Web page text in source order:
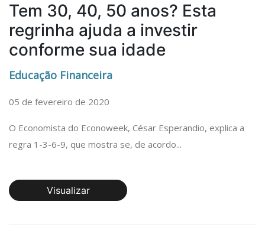
Tem 30, 40, 50 anos? Esta
regrinha ajuda a investir
conforme sua idade
Educação Financeira
05 de fevereiro de 2020
O Economista do Econoweek, César Esperandio, explica a
regra 1-3-6-9, que mostra se, de acordo...
Visualizar